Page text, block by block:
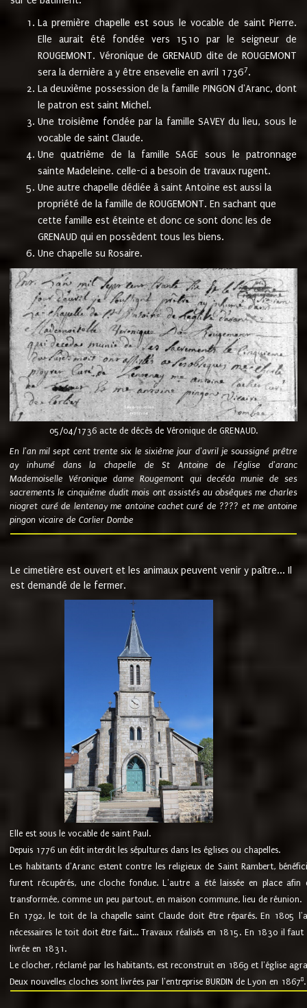
La première chapelle est sous le vocable de saint Pierre.
Elle aurait été fondée vers 1510 par le seigneur de
ROUGEMONT. Véronique de GRENAUD dite de ROUGEMONT
sera la dernière a y être ensevelie en avril 17367.
La deuxième possession de la famille PINGON d'Aranc, dont
le patron est saint Michel.
Une troisième fondée par la famille SAVEY du lieu, sous le
vocable de saint Claude.
Une quatrième de la famille SAGE sous le patronnage
sainte Madeleine. celle-ci a besoin de travaux rugent.
Une autre chapelle dédiée à saint Antoine est aussi la
propriété de la famille de ROUGEMONT. En sachant que
cette famille est éteinte et donc ce sont donc les de
GRENAUD qui en possèdent tous les biens.
Une chapelle su Rosaire.
05/04/1736 acte de décès de Véronique de GRENAUD.
En l'an mil sept cent trente six le sixième jour d'avril je soussigné prêtre
ay inhumé dans la chapelle de St Antoine de l'église d'aranc
Mademoiselle Véronique dame Rougemont qui decéda munie de ses
sacrements le cinquième dudit mois ont assistés au obsèques me charles
niogret curé de lentenay me antoine cachet curé de ???? et me antoine
pingon vicaire de Corlier Dombe
Le cimetière est ouvert et les animaux peuvent venir y paître... Il
est demandé de le fermer.
Elle est sous le vocable de saint Paul.
Depuis 1776 un édit interdit les sépultures dans les églises ou chapelles.
Les habitants d'Aranc estent contre les religieux de Saint Rambert,
furent récupérés, une cloche fondue. L'autre a été laissée en place
transformée, comme un peu partout, en maison commune, lieu de réunion.
En 1792, le toit de la chapelle saint Claude doit être réparés. En 1805
nécessaires le toit doit être fait... Travaux réalisés en 1815. En 1830 il
livrée en 1831.
Le clocher, réclamé par les habitants, est reconstruit en 1869 et l'église
Deux nouvelles cloches sont livrées par l'entreprise BURDIN de Lyon en 18678.